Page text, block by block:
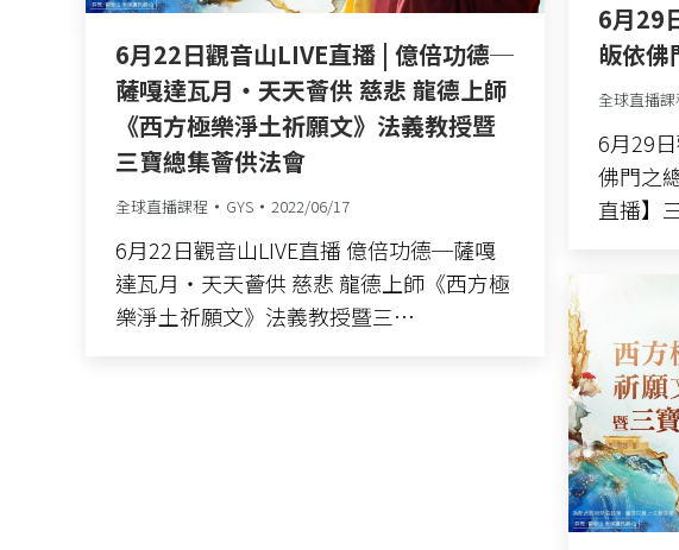
6月29
皈依佛
全球直播課
6月29
佛門之
直播】
6月22日觀音山LIVE直播 | 億倍功德─
薩嘎達瓦月‧天天薈供 慈悲 龍德上師
《西方極樂淨土祈願文》法義教授暨
三寶總集薈供法會
全球直播課程 GYS 2022/06/17
6月22日觀音山LIVE直播 億倍功德─薩嘎
達瓦月‧天天薈供 慈悲 龍德上師《西方極
樂淨土祈願文》法義教授暨三…